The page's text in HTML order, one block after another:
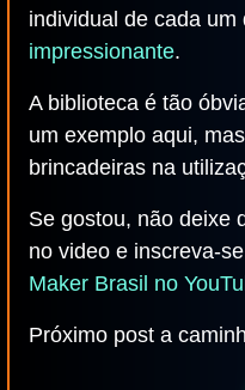
individual de cada um
impressionante.
A biblioteca é tão
um exemplo aqui,
brincadeiras na
Se gostou, não deixe
no video e inscreva-se
Maker Brasil no
Próximo post a